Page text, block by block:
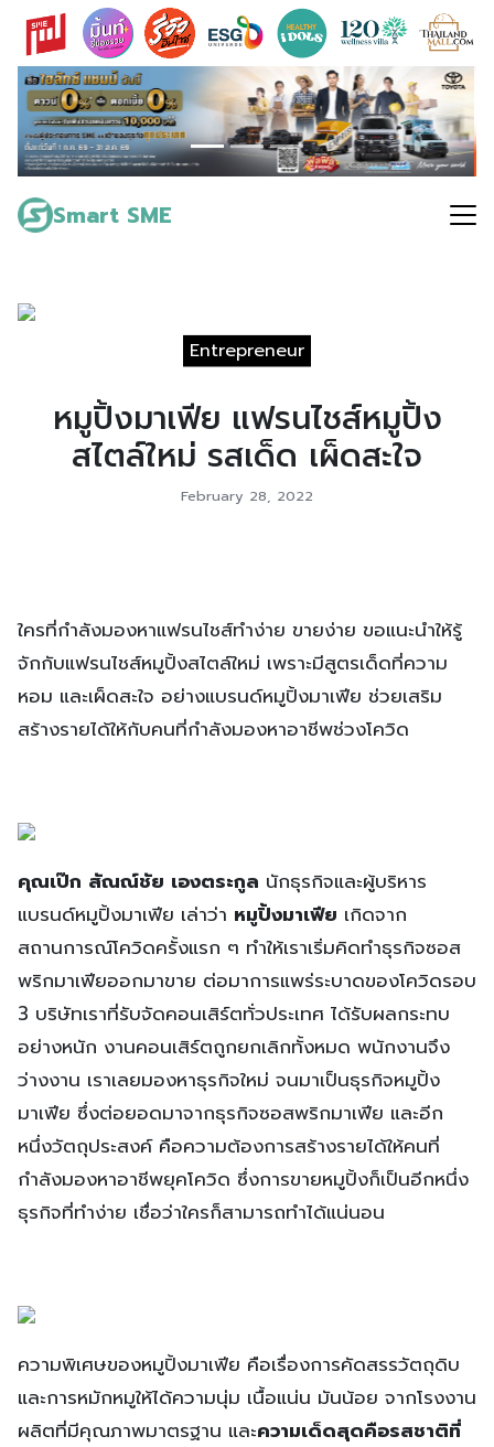
Skip
content
Smart SME
Search
for:
Entrepreneur
หมูปิ้งมาเฟีย แฟรนไชส์หมูปิ้ง
สไตล์ใหม่ รสเด็ด เผ็ดสะใจ
February 28, 2022
ใครที่กำลังมองหาแฟรนไชส์ทำง่าย ขายง่าย ขอแนะนำให้รู้
จักกับแฟรนไชส์หมูปิ้งสไตล์ใหม่ เพราะมีสูตรเด็ดที่ความ
หอม และเผ็ดสะใจ อย่างแบรนด์หมูปิ้งมาเฟีย ช่วยเสริม
สร้างรายได้ให้กับคนที่กำลังมองหาอาชีพช่วงโควิด
คุณเป๊ก สัณณ์ชัย เองตระกูล นักธุรกิจและผู้บริหาร
แบรนด์หมูปิ้งมาเฟีย เล่าว่า หมูปิ้งมาเฟีย เกิดจาก
สถานการณ์โควิดครั้งแรก ๆ ทำให้เราเริ่มคิดทำธุรกิจซอส
พริกมาเฟียออกมาขาย ต่อมาการแพร่ระบาดของโควิดรอบ
3 บริษัทเราที่รับจัดคอนเสิร์ตทั่วประเทศ ได้รับผลกระทบ
อย่างหนัก งานคอนเสิร์ตถูกยกเลิกทั้งหมด พนักงานจึง
ว่างงาน เราเลยมองหาธุรกิจใหม่ จนมาเป็นธุรกิจหมูปิ้ง
มาเฟีย ซึ่งต่อยอดมาจากธุรกิจซอสพริกมาเฟีย และอีก
หนึ่งวัตถุประสงค์ คือความต้องการสร้างรายได้ให้คนที่
กำลังมองหาอาชีพยุคโควิด ซึ่งการขายหมูปิ้งก็เป็นอีกหนึ่ง
ธุรกิจที่ทำง่าย เชื่อว่าใครก็สามารถทำได้แน่นอน
ความพิเศษของหมูปิ้งมาเฟีย คือเรื่องการคัดสรรวัตถุดิบ
และการหมักหมูให้ได้ความนุ่ม เนื้อแน่น มันน้อย จากโรงงาน
ผลิตที่มีคุณภาพมาตรฐาน และความเด็ดสุดคือรสชาติที่